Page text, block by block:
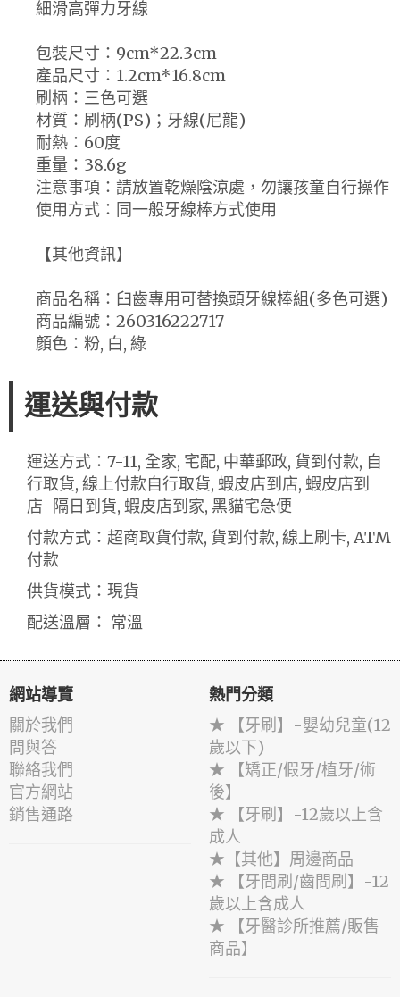
細滑高彈力牙線
包裝尺寸：9cm*22.3cm
產品尺寸：1.2cm*16.8cm
刷柄：三色可選
材質：刷柄(PS)；牙線(尼龍)
耐熱：60度
重量：38.6g
注意事項：請放置乾燥陰涼處，勿讓孩童自行操作
使用方式：同一般牙線棒方式使用
【其他資訊】
商品名稱：臼齒專用可替換頭牙線棒組(多色可選)
商品編號：260316222717
顏色：粉, 白, 綠
運送與付款
運送方式：7-11, 全家, 宅配, 中華郵政, 貨到付款, 自
行取貨, 線上付款自行取貨, 蝦皮店到店, 蝦皮店到
店-隔日到貨, 蝦皮店到家, 黑貓宅急便
付款方式：超商取貨付款, 貨到付款, 線上刷卡, ATM
付款
供貨模式：現貨
配送溫層： 常溫
網站導覽
關於我們
問與答
聯絡我們
官方網站
銷售通路
熱門分類
★ 【牙刷】-嬰幼兒童(12
歲以下)
★ 【矯正/假牙/植牙/術
後】
★ 【牙刷】-12歲以上含
成人
★【其他】周邊商品
★ 【牙間刷/齒間刷】-12
歲以上含成人
★ 【牙醫診所推薦/販售
商品】